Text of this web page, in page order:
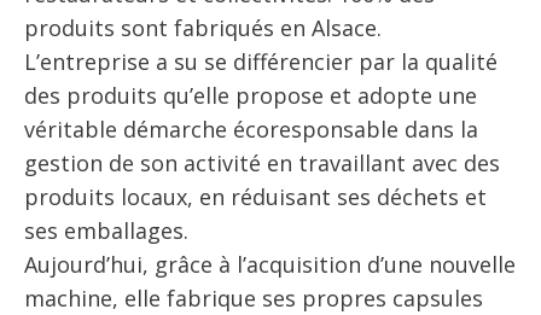
produits sont fabriqués en Alsace.
L’entreprise a su se différencier par la qualité
des produits qu’elle propose et adopte une
véritable démarche écoresponsable dans la
gestion de son activité en travaillant avec des
produits locaux, en réduisant ses déchets et
ses emballages.
Aujourd’hui, grâce à l’acquisition d’une nouvelle
machine, elle fabrique ses propres capsules